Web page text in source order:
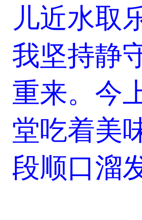
儿近水取
我坚持静
重来。今
堂吃着美
段顺口溜